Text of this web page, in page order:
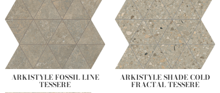
ARKISTYLE FOSSIL LINE
TESSERE
ARKISTYLE SHADE COLD
FRACTAL TESSERE